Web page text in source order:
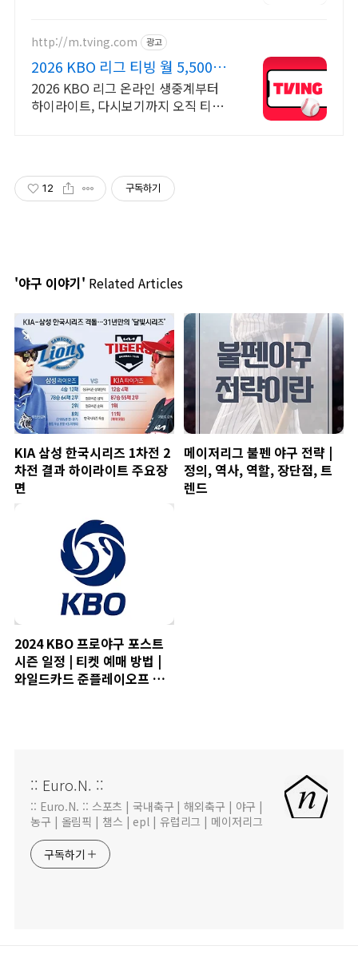
세요.
http://m.tving.com 광고
2026 KBO 리그 티빙 월 5,500원
부터
2026 KBO 리그 온라인 생중계부터
하이라이트, 다시보기까지 오직 티빙
12 구독하기
'야구 이야기' Related Articles
KIA 삼성 한국시리즈 1차전 2
차전 결과 하이라이트 주요장
면
메이저리그 불펜 야구 전략 |
정의, 역사, 역할, 장단점, 트
렌드
2024 KBO 프로야구 포스트
시즌 일정 | 티켓 예매 방법 |
와일드카드 준플레이오프 플
:: Euro.N. ::
:: Euro.N. :: 스포츠 | 국내축구 | 해외축구 | 야구 |
농구 | 올림픽 | 챔스 | epl | 유럽리그 | 메이저리그
구독하기